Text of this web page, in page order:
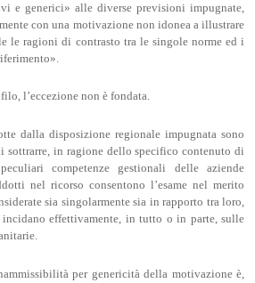
e generici» alle diverse previsioni impugnate,
con una motivazione non idonea a illustrare
le ragioni di contrasto tra le singole norme ed i
l’eccezione non è fondata.
dalla disposizione regionale impugnata sono
sottrarre, in ragione dello specifico contenuto di
competenze gestionali delle aziende
nel ricorso consentono l’esame nel merito
sia singolarmente sia in rapporto tra loro,
effettivamente, in tutto o in parte, sulle
per genericità della motivazione è,